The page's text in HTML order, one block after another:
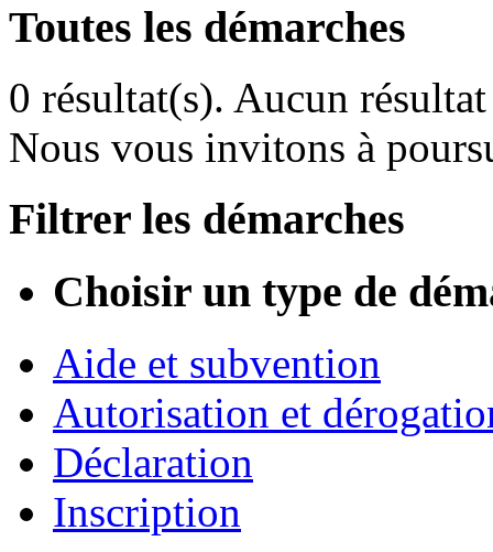
Toutes les démarches
0 résultat(s). Aucun
Nous vous invitons à
Filtrer les démarches
Choisir un type de
Aide et subvention
Autorisation et
Déclaration
Inscription